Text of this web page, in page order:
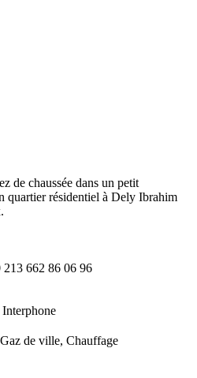
de chaussée dans un petit
quartier résidentiel à Dely Ibrahim
662 86 06 96
de ville, Chauffage